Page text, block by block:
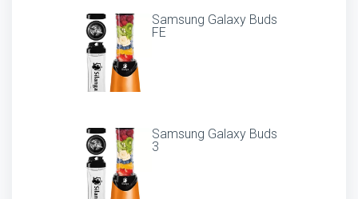
Samsung Galaxy Buds
FE
Samsung Galaxy Buds
3